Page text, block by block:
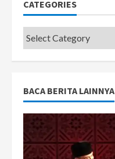
CATEGORIES
Categories
BACA BERITA LAINNYA